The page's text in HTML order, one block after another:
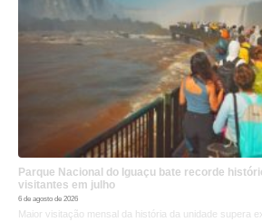
Parque Nacional do Iguaçu bate recorde
visitantes em julho
6 de agosto de 2026
Maior visitação mensal da história da unidade supera